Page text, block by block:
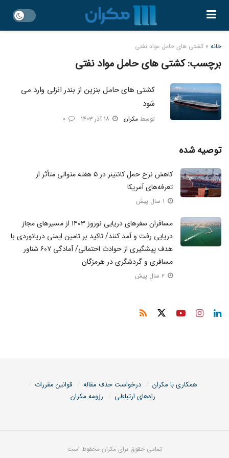
خانه » کشتی های حامل مواد نفتی
برچسب:کشتی های حامل مواد نفتی
کشتی های حامل بنزین از بندر انزلی وارد می
شود
توسط مکران
توصیه شده
کاهش نرخ حمل کانتینر در ۵ هفته متوالی متأثر از
تعرفه‌ها‌ی آمریکا
مسافران سفرهای دریایی نوروز ۱۴۰۳ از مسیرهای مجاز
دریایی رفت و آمد کنند/ تاکید بر تامین ایمنی دریانوردی با
هدف پیشگیری از حوادث احتمالی/ آمادگی ۶۰۷ شناور
مسافری و گردشگری در هرمزگان
همکاری با مکران درخواست حذف مقاله
قوانین مقررات
راه‌های ارتباطی
رزومه مکران
تمامی حقوق برای مکران محفوظ است